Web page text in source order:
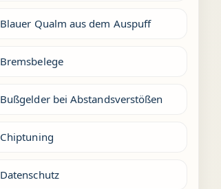
Blauer Qualm aus dem Auspuff
Bremsbelege
Bußgelder bei Abstandsverstößen
Chiptuning
Datenschutz